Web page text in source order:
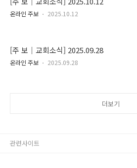
온라인 주보 2025.10.12
[주 보｜교회소식] 2025.09.28
온라인 주보 2025.09.28
더보기
관련사이트